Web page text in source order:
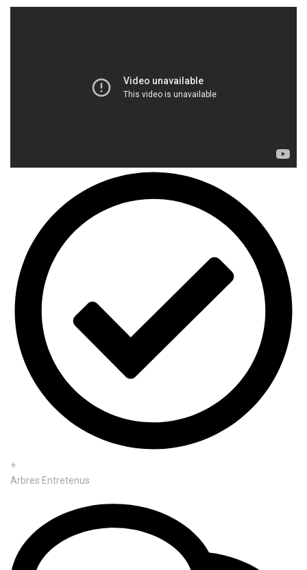
+
Arbres Entretenus